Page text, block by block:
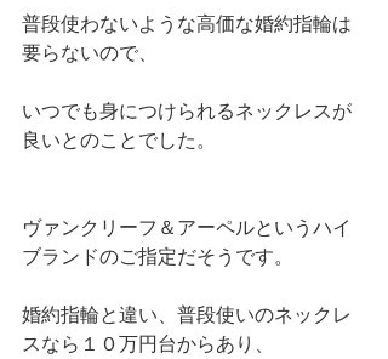
普段使わないような高価な婚約指輪は
要らないので、
いつでも身につけられるネックレスが
良いとのことでした。
ヴァンクリーフ＆アーペルというハイ
ブランドのご指定だそうです。
婚約指輪と違い、普段使いのネックレ
スなら１０万円台からあり、